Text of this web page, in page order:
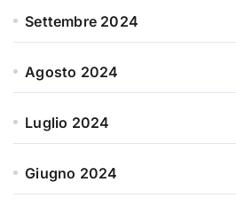
Settembre 2024
Agosto 2024
Luglio 2024
Giugno 2024